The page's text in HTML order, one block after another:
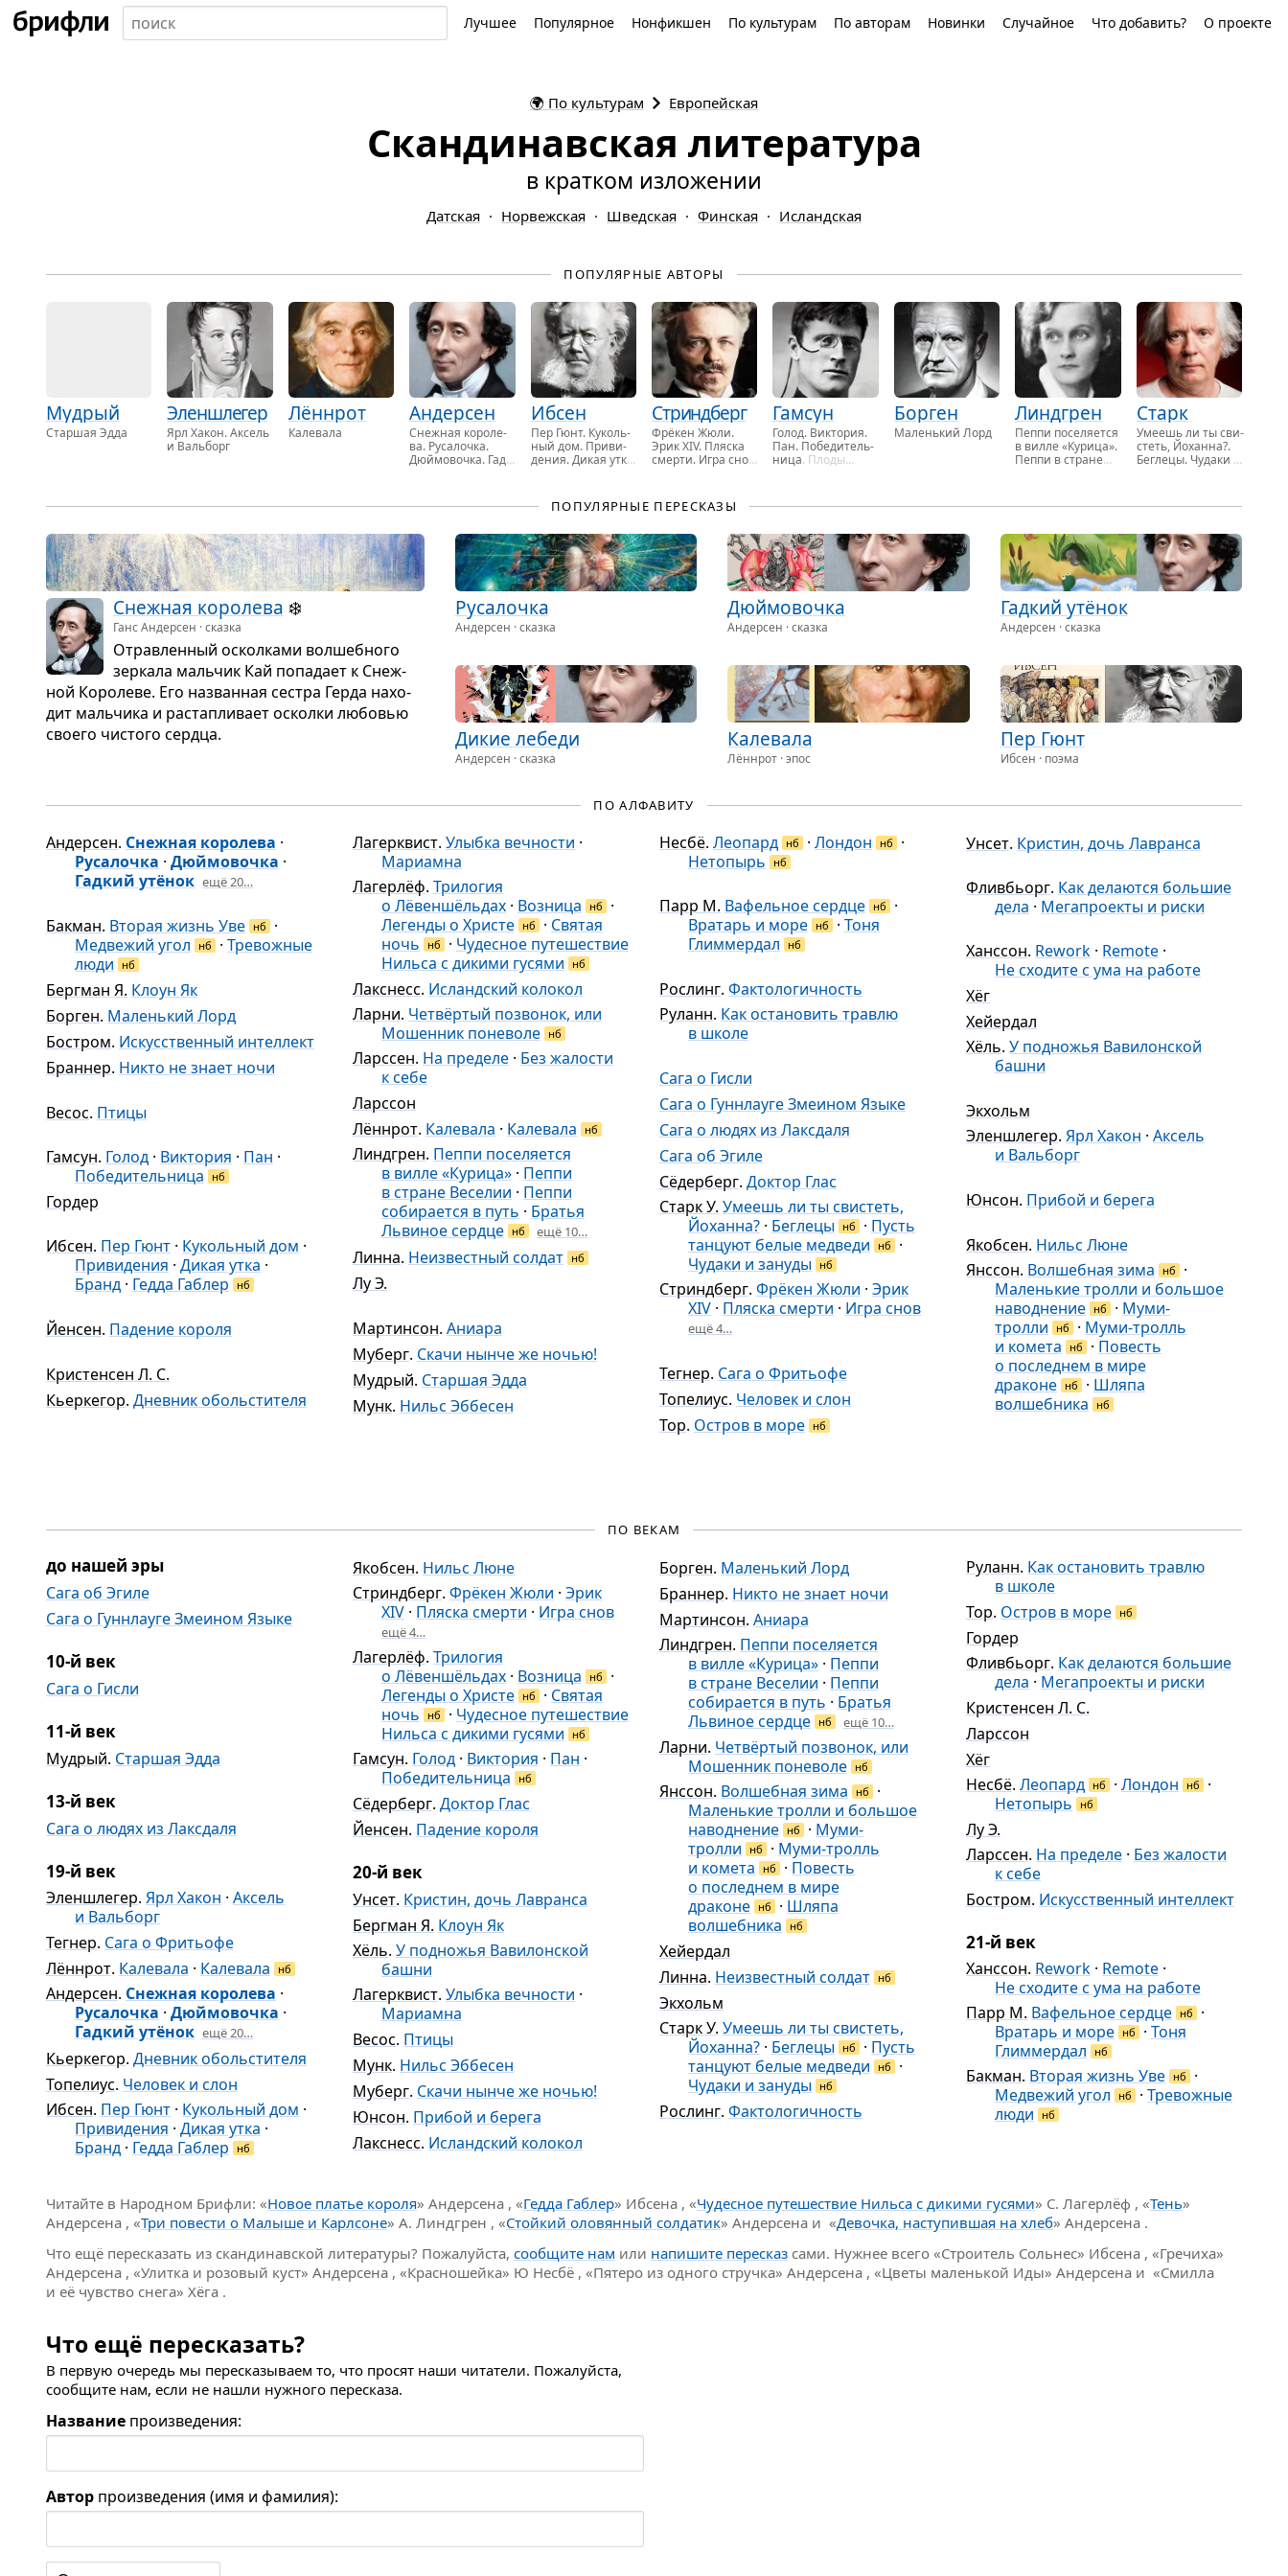
Лучшее Популярное Нонфикшен По культурам По авторам Новинки Случайное Что добавить? О проекте
🌍 По культурам Европейская
Скандинавская литература
в кратком изложении
Датская Норвежская Шведская Финская Исландская
ПОПУЛЯРНЫЕ АВТОРЫ
Мудрый
Стар­шая Эдда
Эленшлегер
Ярл Хакон. Ак­сель
и Валь­борг
Лённрот
Ка­ле­ва­ла
Андерсен
Снеж­ная ко­ро­ле­
ва. Ру­са­лоч­ка.
Дюймо­воч­ка. Гад­
Ибсен
Пер Гюнт. Ку­коль­
ный дом. При­ви­
де­ния. Дикая утка.
Стриндберг
Фрёкен Жюли.
Эрик XIV. Пляс­ка
смер­ти. Игра снов.
Гамсун
Голод. Вик­то­рия.
Пан. По­бе­ди­тель­
ни­ца. Плоды
Борген
Ма­лень­кий Лорд
Линдгрен
Пеппи по­се­ля­ет­ся
в вилле «Ку­ри­ца».
Пеппи в стра­не
Старк
Уме­ешь ли ты сви­
стеть, Йо­хан­на?.
Бег­ле­цы. Чу­да­ки и
ПОПУЛЯРНЫЕ ПЕРЕСКАЗЫ
Снеж­ная коро­лева ❄️
Ганс Андерсен · сказка
Отрав­лен­ный оскол­ками вол­шеб­ного
зер­кала маль­чик Кай попа­дает к Снеж­
ной Коро­леве. Его назван­ная сестра Герда нахо­
дит маль­чика и рас­тап­ли­вает осколки любо­вью
сво­его чистого сердца.
Руса­лочка
Андерсен · сказка
Дюймо­вочка
Андерсен · сказка
Гад­кий утёнок
Андерсен · сказка
Дикие лебеди
Андерсен · сказка
Кале­вала
Лённрот · эпос
Пер Гюнт
Ибсен · поэма
ПО АЛФАВИТУ
Андерсен. Снежная королева ·
Русалочка · Дюймовочка ·
Гадкий утёнок ещё 20…
Бакман. Вторая жизнь Уве нб
·
Медвежий угол
нб · Тревожные
люди
нб
Бергман Я. Клоун Як
Борген. Маленький Лорд
Бостром. Искусственный интеллект
Браннер. Никто не знает ночи
Весос. Птицы
Гамсун. Голод · Виктория · Пан ·
Победительница
нб
Гордер
Ибсен. Пер Гюнт · Кукольный дом ·
Привидения · Дикая утка ·
Бранд · Гедда Габлер нб
Йенсен. Падение короля
Кристенсен Л. С.
Кьеркегор. Дневник обольстителя
Лагерквист. Улыбка вечности ·
Мариамна
Лагерлёф. Трилогия
о Лёвеншёльдах · Возница нб
·
Легенды о Христе нб · Святая
ночь
нб · Чудесное путешествие
Нильса с дикими гусями
нб
Лакснесс. Исландский колокол
Ларни. Четвёртый позвонок, или
Мошенник поневоле нб
Ларссен. На пределе · Без жалости
к себе
Ларссон
Лённрот. Калевала · Калевала нб
Линдгрен. Пеппи поселяется
в вилле «Курица» · Пеппи
в стране Веселии · Пеппи
собирается в путь · Братья
Львиное сердце нб ещё 10…
Линна. Неизвестный солдат нб
Лу Э.
Мартинсон. Аниара
Муберг. Скачи нынче же ночью!
Мудрый. Старшая Эдда
Мунк. Нильс Эббесен
Несбё. Леопард нб · Лондон нб
·
Нетопырь
нб
Парр М. Вафельное сердце нб
·
Вратарь и море нб · Тоня
Глиммердал
нб
Рослинг. Фактологичность
Руланн. Как остановить травлю
в школе
Сага о Гисли
Сага о Гуннлауге Змеином Языке
Сага о людях из Лаксдаля
Сага об Эгиле
Сёдерберг. Доктор Глас
Старк У. Умеешь ли ты свистеть,
Йоханна? · Беглецы нб · Пусть
танцуют белые медведи
нб
·
Чудаки и зануды нб
Стриндберг. Фрёкен Жюли · Эрик
XIV · Пляска смерти · Игра снов
ещё 4…
Тегнер. Сага о Фритьофе
Топелиус. Человек и слон
Тор. Остров в море нб
Унсет. Кристин, дочь Лавранса
Фливбьорг. Как делаются большие
дела · Мегапроекты и риски
Ханссон. Rework · Remote ·
Не сходите с ума на работе
Хёг
Хейердал
Хёль. У подножья Вавилонской
башни
Экхольм
Эленшлегер. Ярл Хакон · Аксель
и Вальборг
Юнсон. Прибой и берега
Якобсен. Нильс Люне
Янссон. Волшебная зима нб
·
Маленькие тролли и большое
наводнение нб · Муми-
тролли
нб · Муми-тролль
и комета
нб · Повесть
о последнем в мире
драконе нб · Шляпа
волшебника
нб
ПО ВЕКАМ
до нашей эры
Сага об Эгиле
Сага о Гуннлауге Змеином Языке
10-й век
Сага о Гисли
11-й век
Мудрый. Старшая Эдда
13-й век
Сага о людях из Лаксдаля
19-й век
Эленшлегер. Ярл Хакон · Аксель
и Вальборг
Тегнер. Сага о Фритьофе
Лённрот. Калевала · Калевала нб
Андерсен. Снежная королева ·
Русалочка · Дюймовочка ·
Гадкий утёнок ещё 20…
Кьеркегор. Дневник обольстителя
Топелиус. Человек и слон
Ибсен. Пер Гюнт · Кукольный дом ·
Привидения · Дикая утка ·
Бранд · Гедда Габлер нб
Якобсен. Нильс Люне
Стриндберг. Фрёкен Жюли · Эрик
XIV · Пляска смерти · Игра снов
ещё 4…
Лагерлёф. Трилогия
о Лёвеншёльдах · Возница нб
·
Легенды о Христе нб · Святая
ночь
нб · Чудесное путешествие
Нильса с дикими гусями
нб
Гамсун. Голод · Виктория · Пан ·
Победительница
нб
Сёдерберг. Доктор Глас
Йенсен. Падение короля
20-й век
Унсет. Кристин, дочь Лавранса
Бергман Я. Клоун Як
Хёль. У подножья Вавилонской
башни
Лагерквист. Улыбка вечности ·
Мариамна
Весос. Птицы
Мунк. Нильс Эббесен
Муберг. Скачи нынче же ночью!
Юнсон. Прибой и берега
Лакснесс. Исландский колокол
Борген. Маленький Лорд
Браннер. Никто не знает ночи
Мартинсон. Аниара
Линдгрен. Пеппи поселяется
в вилле «Курица» · Пеппи
в стране Веселии · Пеппи
собирается в путь · Братья
Львиное сердце нб ещё 10…
Ларни. Четвёртый позвонок, или
Мошенник поневоле нб
Янссон. Волшебная зима нб
·
Маленькие тролли и большое
наводнение нб · Муми-
тролли
нб · Муми-тролль
и комета
нб · Повесть
о последнем в мире
драконе нб · Шляпа
волшебника
нб
Хейердал
Линна. Неизвестный солдат нб
Экхольм
Старк У. Умеешь ли ты свистеть,
Йоханна? · Беглецы нб · Пусть
танцуют белые медведи
нб
·
Чудаки и зануды нб
Рослинг. Фактологичность
Руланн. Как остановить травлю
в школе
Тор. Остров в море нб
Гордер
Фливбьорг. Как делаются большие
дела · Мегапроекты и риски
Кристенсен Л. С.
Ларссон
Хёг
Несбё. Леопард нб · Лондон нб
·
Нетопырь
нб
Лу Э.
Ларссен. На пределе · Без жалости
к себе
Бостром. Искусственный интеллект
21-й век
Ханссон. Rework · Remote ·
Не сходите с ума на работе
Парр М. Вафельное сердце нб
·
Вратарь и море нб · Тоня
Глиммердал
нб
Бакман. Вторая жизнь Уве нб
·
Медвежий угол
нб · Тревожные
люди
нб
Читайте в Народном Брифли: «Новое платье короля» Андерсена , «Гедда Габлер» Ибсена , «Чудесное путешествие Нильса с дикими гусями» С. Лагерлёф , «Тень»
Андерсена , «Три повести о Малыше и Карлсоне» А. Линдгрен , «Стойкий оловянный солдатик» Андерсена и «Девочка, наступившая на хлеб» Андерсена .
Что ещё пересказать из скандинавской литературы? Пожалуйста, сообщите нам или напишите пересказ сами. Нужнее всего «Строитель Сольнес» Ибсена , «Гречиха»
Андерсена , «Улитка и розовый куст» Андерсена , «Красношейка» Ю Несбё , «Пятеро из одного стручка» Андерсена , «Цветы маленькой Иды» Андерсена и «Смилла
и её чувство снега» Хёга .
Что ещё пересказать?
В первую очередь мы пересказываем то, что просят наши читатели. Пожалуйста,
сообщите нам, если не нашли нужного пересказа.
Название произведения:
Автор произведения (имя и фамилия):